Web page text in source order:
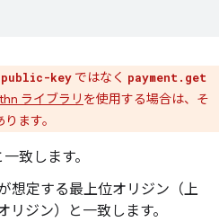
public-key ではなく payment.get
ライブラリ を使用する場合は、そ
ます。
致します。
想定する最上位オリジン（上
ジン）と一致します。